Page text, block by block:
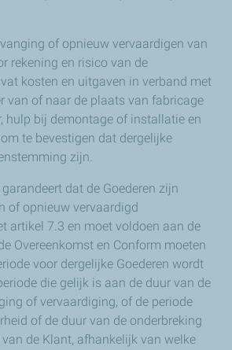
of opnieuw vervaardigen van
rekening en risico van de
kosten en uitgaven in verband met
van of naar de plaats van fabricage
hulp bij demontage of installatie en
te bevestigen dat dergelijke
zijn.
dat de Goederen zijn
of opnieuw vervaardigd
artikel 7.3 en moet voldoen aan de
Overeenkomst en Conform moeten
voor dergelijke Goederen wordt
die gelijk is aan de duur van de
of vervaardiging, of de periode
of de duur van de onderbreking
de Klant, afhankelijk van welke